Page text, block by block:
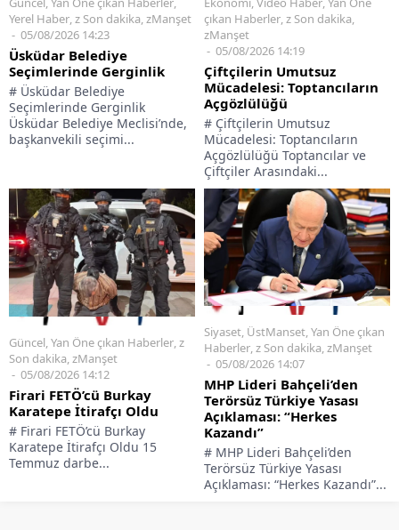
Yerel Haber,z Son dakika,zManşet
05/08/2026 14:23
Üsküdar Belediye
Seçimlerinde Gerginlik
# Üsküdar Belediye
Seçimlerinde Gerginlik
Üsküdar Belediye Meclisi’nde,
başkanvekili seçimi...
çıkan Haberler,z Son dakika,
zManşet
05/08/2026 14:19
Çiftçilerin Umutsuz
Mücadelesi: Toptancıların
Açgözlülüğü
# Çiftçilerin Umutsuz
Mücadelesi: Toptancıların
Açgözlülüğü Toptancılar ve
Çiftçiler Arasındaki...
Güncel,Yan Öne çıkan Haberler,z
Son dakika,zManşet
05/08/2026 14:12
Firari FETÖ’cü Burkay
Karatepe İtirafçı Oldu
# Firari FETÖ’cü Burkay
Karatepe İtirafçı Oldu 15
Temmuz darbe...
Siyaset ÜstManset Yan Öne çıkan
Haberler z Son dakika zManşet
05/08/2026 14:07
MHP Lideri Bahçeli’den
Terörsüz Türkiye Yasası
Açıklaması: “Herkes
Kazandı”
# MHP Lideri Bahçeli’den
Terörsüz Türkiye Yasası
Açıklaması: “Herkes Kazandı”...